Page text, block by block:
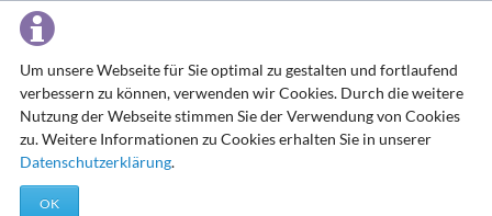
Um unsere Webseite für Sie optimal zu gestalten und fortlaufend
verbessern zu können, verwenden wir Cookies. Durch die weitere
Nutzung der Webseite stimmen Sie der Verwendung von Cookies
zu. Weitere Informationen zu Cookies erhalten Sie in unserer
Datenschutzerklärung.
OK